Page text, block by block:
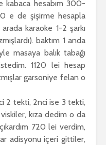
kabaca hesabım 300-
e de şişirme hesapla
karaoke 1-2 şarkı
baktım 1 anda
masaya balık tabağı
1120 lei hesap
garsoniye felan o
2 tekti, 2nci ise 3 tekti,
viskiler, kıza dedim o da
720 lei verdim,
adisyonu içeri gittiler,